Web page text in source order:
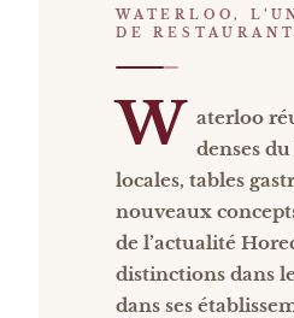
WATERLOO,
DE
W aterloo
denses
locales, tables
nouveaux
de l’actualité
distinctions dans
dans ses